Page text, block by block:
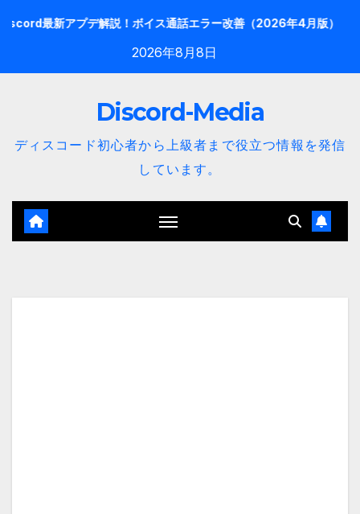
アプデ解説！ボイス通話エラー改善（2026年4月版） 【
2026年8月8日
Discord-Media
ディスコード初心者から上級者まで役立つ情報を発信
しています。